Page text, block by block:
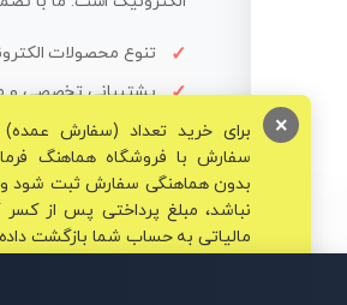
تنوع محصولات
پشتیبانی تخصصی و
© تمامی حقوق برای فروشگاه تخصصی
برای خرید تعداد (سفارش
سفارش با فروشگاه هماهنگ
بدون هماهنگی سفارش ثبت شود و
نباشد، مبلغ پرداختی پس از کسر
مالیاتی به حساب شما بازگشت
×